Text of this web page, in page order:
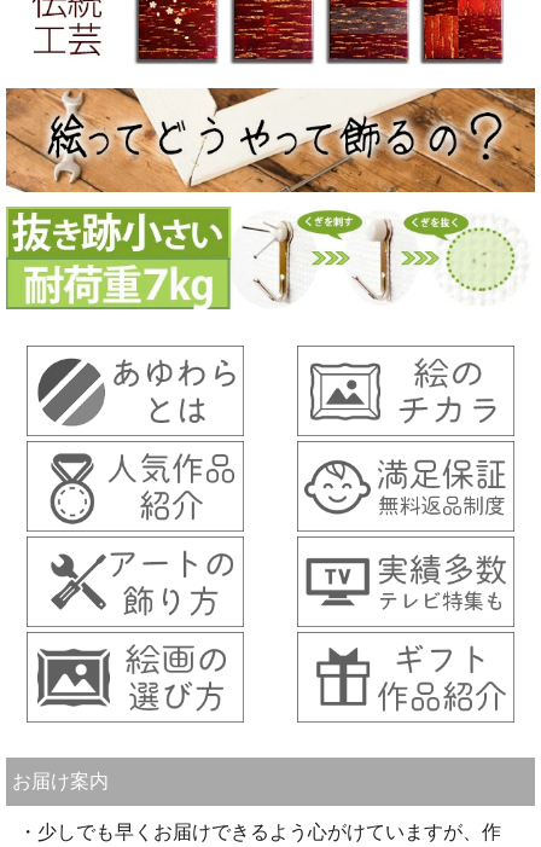
お届け案内
・少しでも早くお届けできるよう心がけていますが、作